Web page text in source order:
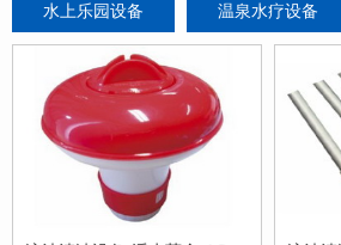
水上乐园设备 温泉水疗设备